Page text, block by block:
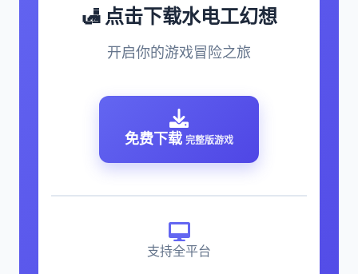
🛃 点击下载水电工幻想
开启你的游戏冒险之旅
免费下载 完整版游戏
支持全平台